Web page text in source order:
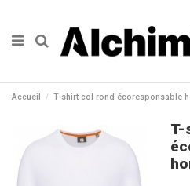
Accueil T-shirt col rond écoresponsable
T-